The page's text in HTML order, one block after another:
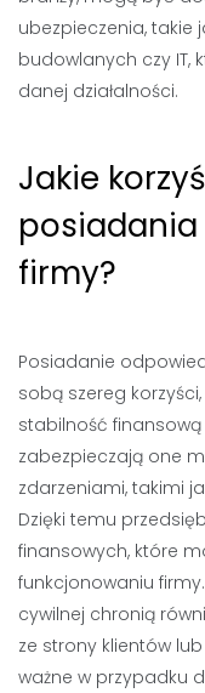
ubezpieczenia, takie
budowlanych czy IT,
danej działalności.
Jakie
firmy?
Posiadanie
sobą szereg
stabilność
zabezpieczają one
zdarzeniami, takimi
Dzięki temu
finansowych, które
funkcjonowaniu
cywilnej chronią
ze strony klientów
ważne w przypadku